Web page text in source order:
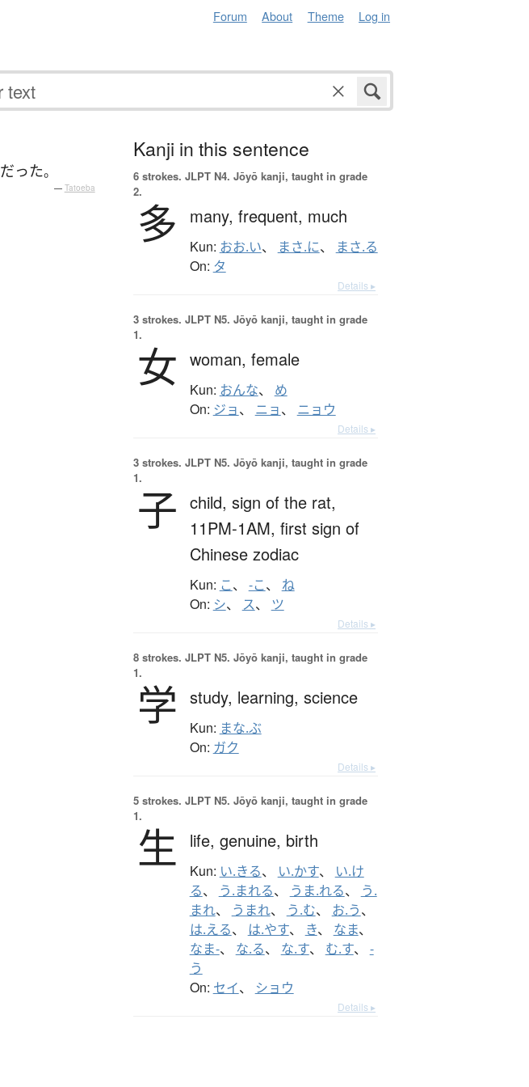
Forum About Theme Log in
だった。
— Tatoeba
Kanji in this sentence
6 strokes. JLPT N4. Jōyō kanji, taught in grade
2.
多 many, frequent, much
Kun: おお.い、 まさ.に、 まさ.る
On: タ
Details ▸
3 strokes. JLPT N5. Jōyō kanji, taught in grade
1.
女 woman, female
Kun: おんな、 め
On: ジョ、 ニョ、 ニョウ
Details ▸
3 strokes. JLPT N5. Jōyō kanji, taught in grade
1.
子 child, sign of the rat,
11PM-1AM, first sign of
Chinese zodiac
Kun: こ、 -こ、 ね
On: シ、 ス、 ツ
Details ▸
8 strokes. JLPT N5. Jōyō kanji, taught in grade
1.
学 study, learning, science
Kun: まな.ぶ
On: ガク
Details ▸
5 strokes. JLPT N5. Jōyō kanji, taught in grade
1.
生 life, genuine, birth
Kun: い.きる、 い.かす、
い.け
る、 う.まれる、 うま.れる、
う.
まれ、 うまれ、 う.む、 お.う、
は.える、 は.やす、 き、 なま、
なま-、 な.る、 な.す、 む.す、 -
う
On: セイ、 ショウ
Details ▸